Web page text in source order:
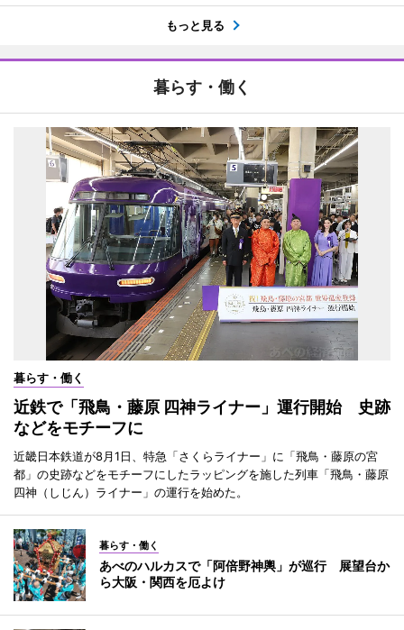
もっと見る
暮らす・働く
暮らす・働く
近鉄で「飛鳥・藤原 四神ライナー」運行開始 史跡
などをモチーフに
近畿日本鉄道が8月1日、特急「さくらライナー」に「飛鳥・藤原の宮
都」の史跡などをモチーフにしたラッピングを施した列車「飛鳥・藤原
四神（しじん）ライナー」の運行を始めた。
暮らす・働く
あべのハルカスで「阿倍野神輿」が巡行 展望台か
ら大阪・関西を厄よけ